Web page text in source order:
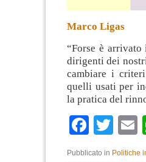
Marco Ligas
“Forse è
dirigenti dei
cambiare i
quelli usati per
la pratica del
Pubblicato in Politiche